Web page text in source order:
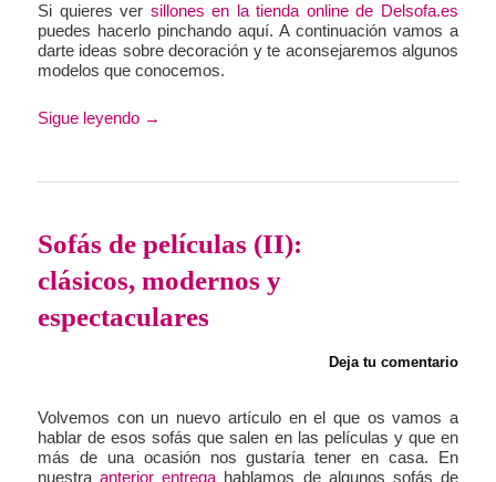
Si quieres ver sillones en la tienda online de Delsofa.es
puedes hacerlo pinchando aquí. A continuación vamos a
darte ideas sobre decoración y te aconsejaremos algunos
modelos que conocemos.
Sigue leyendo →
Sofás de películas (II):
clásicos, modernos y
espectaculares
Deja tu comentario
Volvemos con un nuevo artículo en el que os vamos a
hablar de esos sofás que salen en las películas y que en
más de una ocasión nos gustaría tener en casa. En
nuestraanterior entregahablamos de algunos sofás de